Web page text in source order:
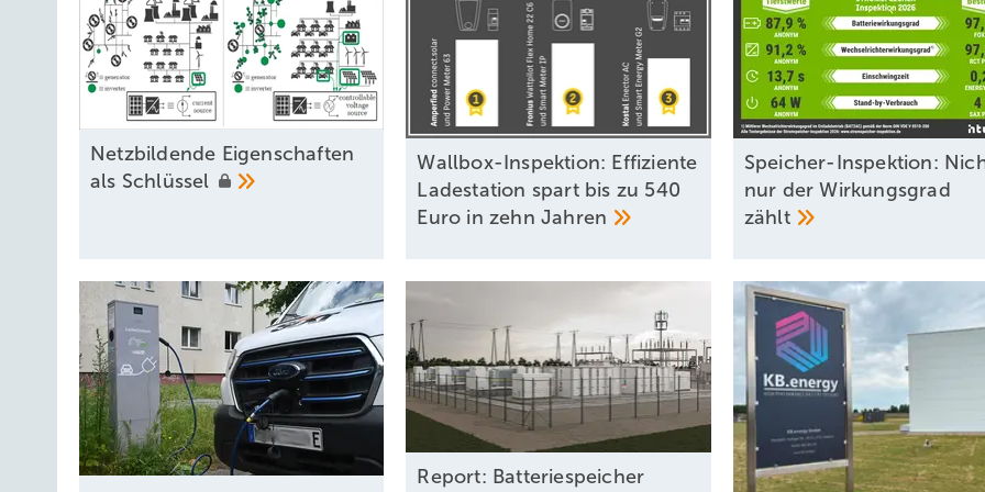
Ne tzbildende Eigenschaften
als Schlüssel
Wallbox-Inspektion: Effiziente
Ladestation spart bis zu 540
Euro in zehnJahren
Speicher-Inspektion:
nur der Wirkungsgrad
zählt
Report: Batteriespeicher